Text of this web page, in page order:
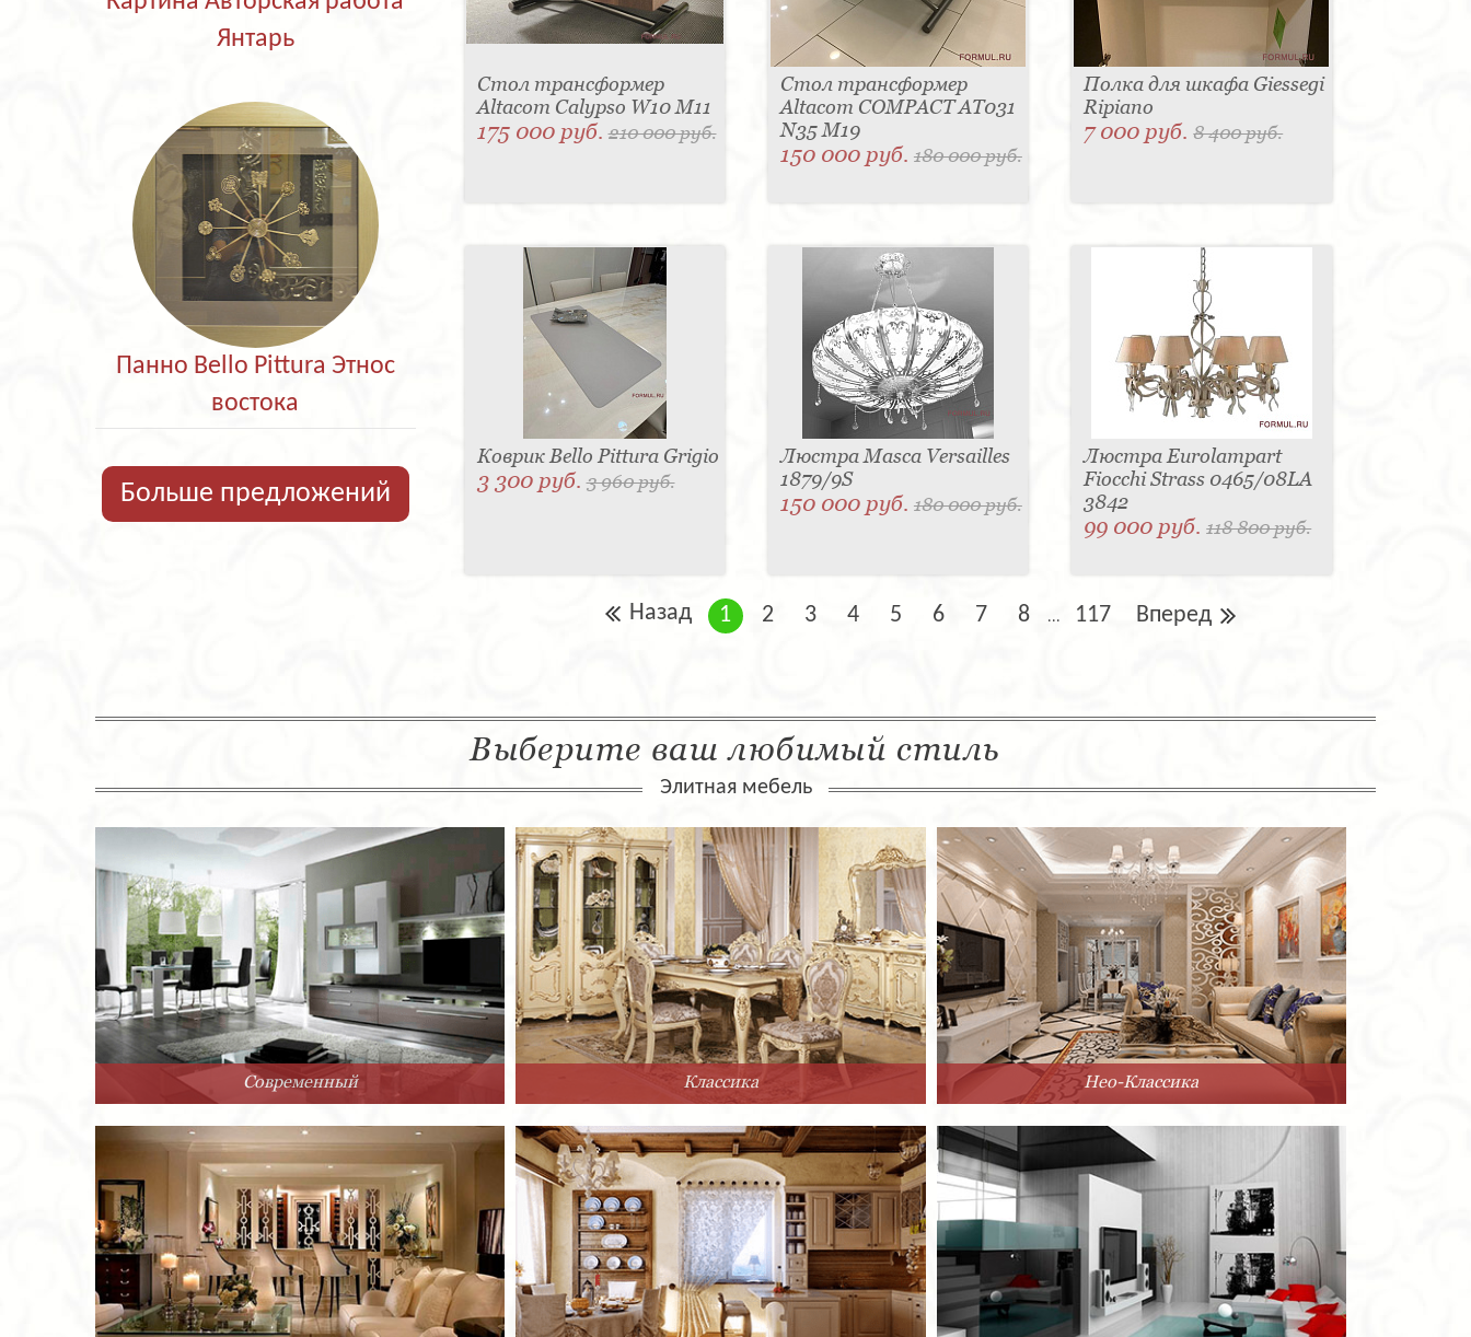
Янтарь
Панно Bello Pittura Этнос
востока
Больше предложений
Стол трансформер
Altacom Calypso W10 M11
175 000 руб.210 000 руб.
Стол трансформер
Altacom COMPACT AT031
N35 M19
150 000 руб. 180 000 руб.
Полка для шкафа Giessegi
Ripiano
7 000 руб.8 400 руб.
Коврик Bello Pittura Grigio
3 300 руб.3 960 руб.
Люстра Masca Versailles
1879/9S
150 000 руб. 180 000 руб.
Люстра Eurolampart
Fiocchi Strass 0465/08LA
3842
99 000 руб.118 800 руб.
Назад 1 2 3 4 5 6 7 8 ... 117 Вперед
Выберите ваш любимый стиль
Элитная мебель
Современный Классика Нео-Классика